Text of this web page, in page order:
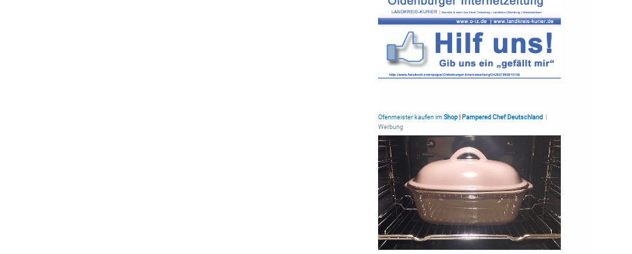
Ofenmeister kaufen im Shop | Pampered Chef Deutschland
Werbung